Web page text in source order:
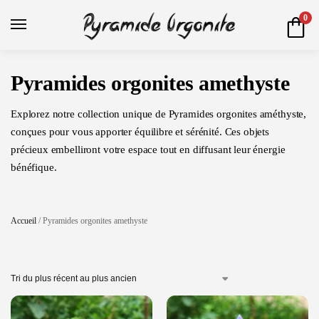
0
Pyramides orgonites amethyste
Explorez notre collection unique de Pyramides orgonites améthyste,
conçues pour vous apporter équilibre et sérénité. Ces objets
précieux embelliront votre espace tout en diffusant leur énergie
bénéfique.
Accueil /Pyramides orgonites amethyste